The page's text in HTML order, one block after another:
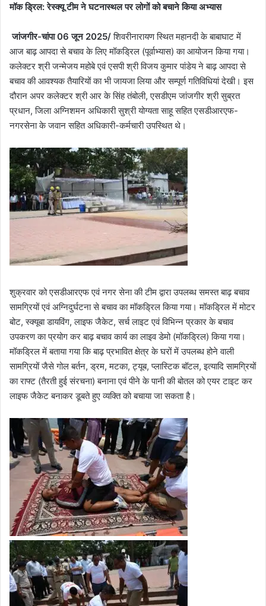
मॉक ड्रिल: रेस्क्यू टीम ने घटनास्थल पर लोगों को बचाने किया अभ्यास
जांजगीर-चांपा 06 जून 2025/शिवरीनारायण स्थित महानदी के बाबाघाट में
आज बाढ़ आपदा से बचाव के लिए मॉकड्रिल (पूर्वाभ्यास) का आयोजन किया गया।
कलेक्टर श्री जन्मेजय महोबे एवं एसपी श्री विजय कुमार पांडेय ने बाढ़ आपदा से
बचाव की आवश्यक तैयारियों का भी जायजा लिया और सम्पूर्ण गतिविधियां देखी। इस
दौरान अपर कलेक्टर श्री आर के सिंह तंबोली, एसडीएम जांजगीर श्री सुब्रत
प्रधान, जिला अग्निशमन अधिकारी सुश्री योग्यता साहू सहित एसडीआरएफ-
नगरसेना के जवान सहित अधिकारी-कर्मचारी उपस्थित थे।
शुक्रवार को एसडीआरएफ एवं नगर सेना की टीम द्वारा उपलब्ध समस्त बाढ़ बचाव
सामग्रियों एवं अग्निदुर्घटना से बचाव का मॉकड्रिल किया गया। मॉकड्रिल में मोटर
बोट, स्क्यूबा डायविंग, लाइफ जैकेट, सर्च लाइट एवं विभिन्न प्रकार के बचाव
उपकरण का प्रयोग कर बाढ़ बचाव कार्य का लाइव डेमो (मॉकड्रिल) किया गया।
मॉकड्रिल में बताया गया कि बाढ़ प्रभावित क्षेत्र के घरों में उपलब्ध होने वाली
सामग्रियों जैसे गोल बर्तन, ड्रम, मटका, ट्यूब, प्लास्टिक बॉटल, इत्यादि सामग्रियों
का राफ्ट (तैरती हुई संरचना) बनाना एवं पीने के पानी की बोतल को एयर टाइट कर
लाइफ जैकेट बनाकर डूबते हुए व्यक्ति को बचाया जा सकता है।